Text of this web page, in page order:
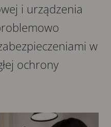
i urządzenia
w
ochrony